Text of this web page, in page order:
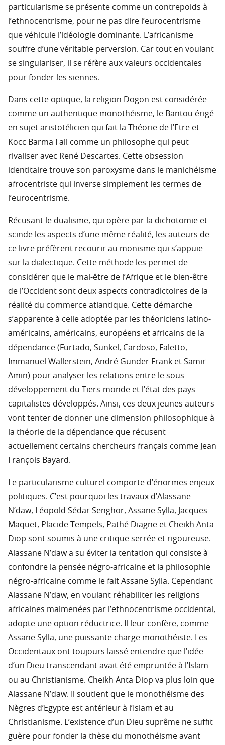
particularisme se présente comme un contrepoids à
l’ethnocentrisme, pour ne pas dire l’eurocentrisme
que véhicule l’idéologie dominante. L’africanisme
souffre d’une véritable perversion. Car tout en voulant
se singulariser, il se réfère aux valeurs occidentales
pour fonder les siennes.
Dans cette optique, la religion Dogon est considérée
comme un authentique monothéisme, le Bantou érigé
en sujet aristotélicien qui fait la Théorie de l’Etre et
Kocc Barma Fall comme un philosophe qui peut
rivaliser avec René Descartes. Cette obsession
identitaire trouve son paroxysme dans le manichéisme
afrocentriste qui inverse simplement les termes de
l’eurocentrisme.
Récusant le dualisme, qui opère par la dichotomie et
scinde les aspects d’une même réalité, les auteurs de
ce livre préfèrent recourir au monisme qui s’appuie
sur la dialectique. Cette méthode les permet de
considérer que le mal-être de l’Afrique et le bien-être
de l’Occident sont deux aspects contradictoires de la
réalité du commerce atlantique. Cette démarche
s’apparente à celle adoptée par les théoriciens latino-
américains, américains, européens et africains de la
dépendance (Furtado, Sunkel, Cardoso, Faletto,
Immanuel Wallerstein, André Gunder Frank et Samir
Amin) pour analyser les relations entre le sous-
développement du Tiers-monde et l’état des pays
capitalistes développés. Ainsi, ces deux jeunes auteurs
vont tenter de donner une dimension philosophique à
la théorie de la dépendance que récusent
actuellement certains chercheurs français comme Jean
François Bayard.
Le particularisme culturel comporte d’énormes enjeux
politiques. C’est pourquoi les travaux d’Alassane
N’daw, Léopold Sédar Senghor, Assane Sylla, Jacques
Maquet, Placide Tempels, Pathé Diagne et Cheikh Anta
Diop sont soumis à une critique serrée et rigoureuse.
Alassane N’daw a su éviter la tentation qui consiste à
confondre la pensée négro-africaine et la philosophie
négro-africaine comme le fait Assane Sylla. Cependant
Alassane N’daw, en voulant réhabiliter les religions
africaines malmenées par l’ethnocentrisme occidental,
adopte une option réductrice. Il leur confère, comme
Assane Sylla, une puissante charge monothéiste. Les
Occidentaux ont toujours laissé entendre que l’idée
d’un Dieu transcendant avait été empruntée à l’Islam
ou au Christianisme. Cheikh Anta Diop va plus loin que
Alassane N’daw. Il soutient que le monothéisme des
Nègres d’Egypte est antérieur à l’Islam et au
Christianisme. L’existence d’un Dieu suprême ne suffit
guère pour fonder la thèse du monothéisme avant